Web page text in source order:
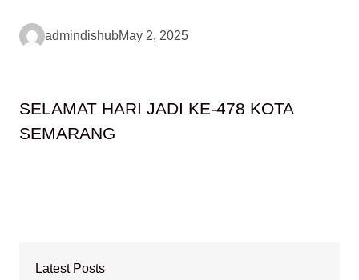
admindishubMay 2, 2025
SELAMAT HARI JADI KE-478 KOTA
SEMARANG
Latest Posts